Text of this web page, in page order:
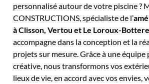
personnalisé autour de votre piscine ?
CONSTRUCTIONS, spécialiste de l’
à Clisson, Vertou et Le Loroux-
accompagne dans la conception et la
projets sur mesure. Grâce à une équipe
créative, nous transformons vos
lieux de vie, en accord avec vos envies,